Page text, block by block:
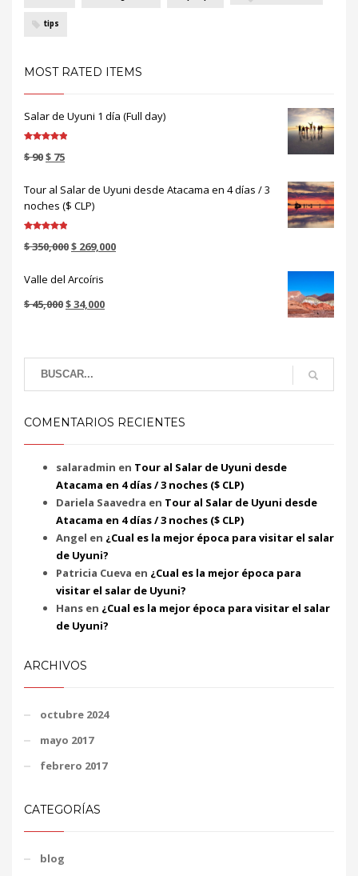
tips
MOST RATED ITEMS
Salar de Uyuni 1 día (Full day)
5.00de 5
$90$ 75
Tour al Salar de Uyuni desde Atacama en 4 días / 3
noches ($ CLP)
5.00de 5
$350,000$ 269,000
Valle del Arcoíris
$45,000$34,000
COMENTARIOS RECIENTES
salaradmin en Tour al Salar de Uyuni desde
Atacama en 4 días / 3 noches ($ CLP)
Dariela Saavedra en Tour al Salar de Uyuni desde
Atacama en 4 días / 3 noches ($ CLP)
Angel en ¿Cual es la mejor época para visitar el salar
de Uyuni?
Patricia Cueva en ¿Cual es la mejor época para
visitar el salar de Uyuni?
Hans en ¿Cual es la mejor época para visitar el salar
de Uyuni?
ARCHIVOS
octubre 2024
mayo 2017
febrero 2017
CATEGORÍAS
blog